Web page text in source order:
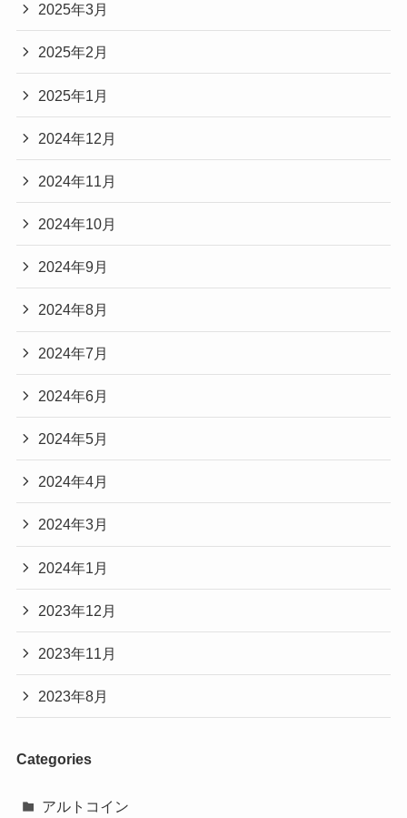
2025年3月
2025年2月
2025年1月
2024年12月
2024年11月
2024年10月
2024年9月
2024年8月
2024年7月
2024年6月
2024年5月
2024年4月
2024年3月
2024年1月
2023年12月
2023年11月
2023年8月
Categories
アルトコイン